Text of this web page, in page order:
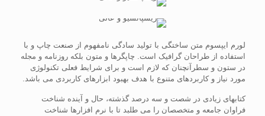
لورم ایپسوم متن ساختگی با تولید سادگی نامفهوم از صنعت چاپ و با
استفاده از طراحان گرافیک است. چاپگرها و متون بلکه روزنامه و مجله
در ستون و سطرآنچنان که لازم است و برای شرایط فعلی تکنولوژی
مورد نیاز و کاربردهای متنوع با هدف بهبود ابزارهای کاربردی می باشد.
کتابهای زیادی در شصت و سه درصد گذشته، حال و آینده شناخت
فراوان جامعه و متخصصان را می طلبد تا با نرم افزارها شناخت